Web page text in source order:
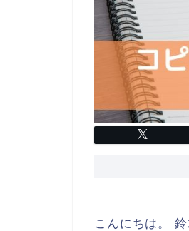
こんにちは。